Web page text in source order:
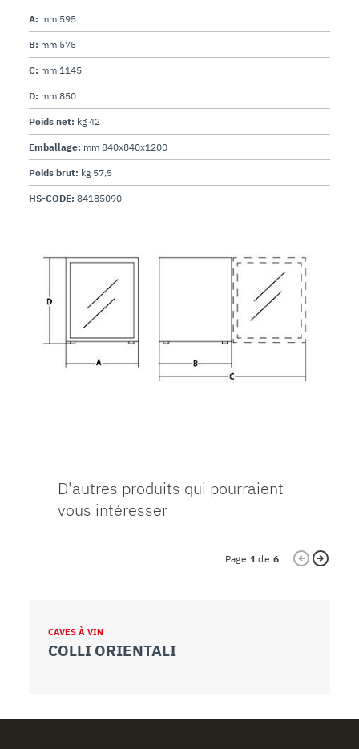
A: mm 595
B: mm 575
C: mm 1145
D: mm 850
Poids net: kg 42
Emballage: mm 840x840x1200
Poids brut: kg 57,5
HS-CODE: 84185090
D'autres produits qui pourraient
vous intéresser
Page 1 de 6
CAVES À VIN
COLLI ORIENTALI